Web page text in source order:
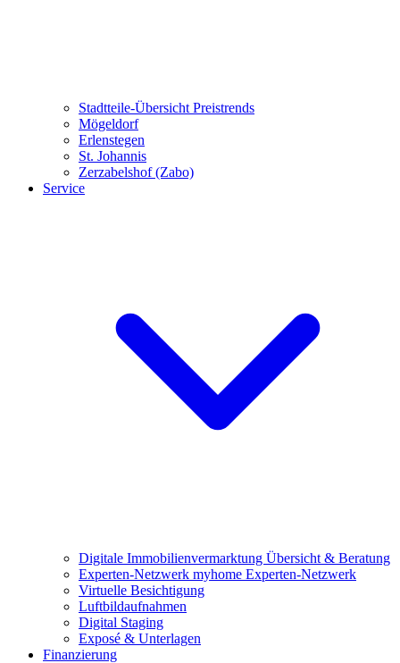
Stadtteile-Übersicht Preistrends
Mögeldorf
Erlenstegen
St. Johannis
Zerzabelshof (Zabo)
Service
Digitale Immobilienvermarktung Übersicht & Beratung
Experten-Netzwerk myhome Experten-Netzwerk
Virtuelle Besichtigung
Luftbildaufnahmen
Digital Staging
Exposé & Unterlagen
Finanzierung